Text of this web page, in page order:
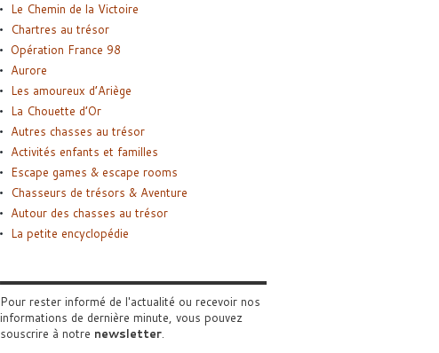
Le Chemin de la Victoire
Chartres au trésor
Opération France 98
Aurore
Les amoureux d’Ariège
La Chouette d’Or
Autres chasses au trésor
Activités enfants et familles
Escape games & escape rooms
Chasseurs de trésors & Aventure
Autour des chasses au trésor
La petite encyclopédie
Pour rester informé de l'actualité ou recevoir nos
informations de dernière minute, vous pouvez
souscrire à notre newsletter.